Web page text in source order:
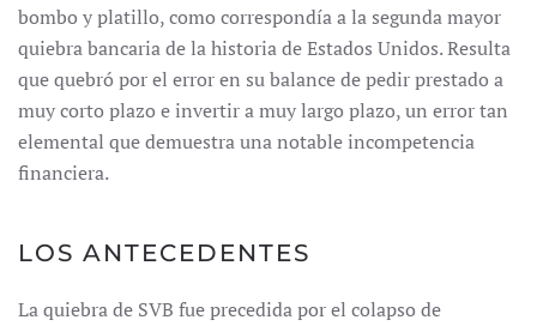
bombo y platillo, como correspondía a la segunda mayor
quiebra bancaria de la historia de Estados Unidos. Resulta
que quebró por el error en su balance de pedir prestado a
muy corto plazo e invertir a muy largo plazo, un error tan
elemental que demuestra una notable incompetencia
financiera.
LOS ANTECEDENTES
La quiebra de SVB fue precedida por el colapso de